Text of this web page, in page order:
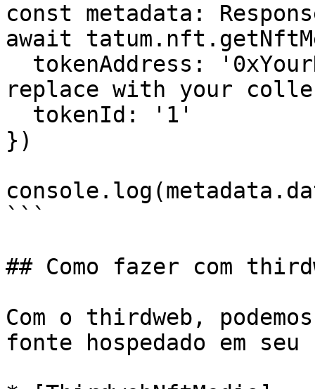
const metadata:
await
replace with your
})
```
## Como fazer com
Com o thirdweb,
fonte hospedado em